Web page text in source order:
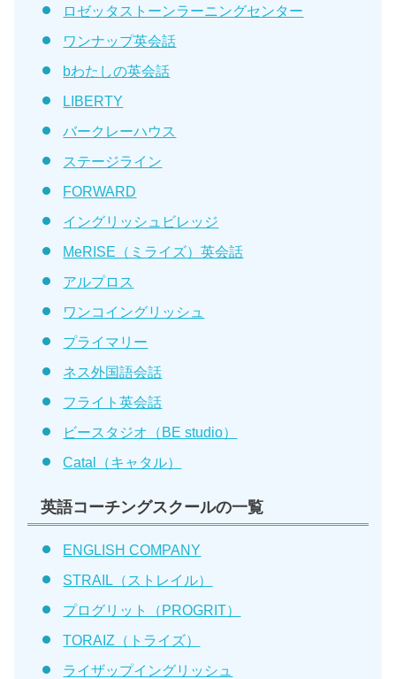
ロゼッタストーンラーニングセンター
ワンナップ英会話
bわたしの英会話
LIBERTY
バークレーハウス
ステージライン
FORWARD
イングリッシュビレッジ
MeRISE（ミライズ）英会話
アルプロス
ワンコイングリッシュ
プライマリー
ネス外国語会話
フライト英会話
ビースタジオ（BE studio）
Catal（キャタル）
英語コーチングスクールの一覧
ENGLISH COMPANY
STRAIL（ストレイル）
プログリット（PROGRIT）
TORAIZ（トライズ）
ライザップイングリッシュ